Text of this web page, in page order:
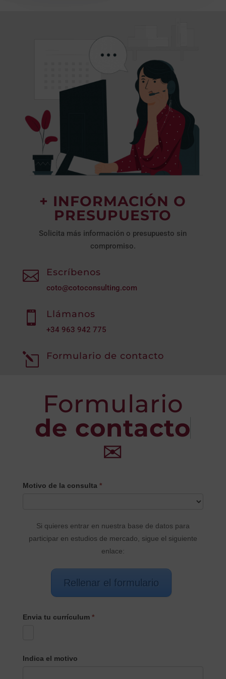
+ INFORMACIÓN O
PRESUPUESTO
Solicita más información o presupuesto sin
compromiso.
 Escríbenos
coto@cotoconsulting.com
 Llámanos
+34 963 942 775
l Formulario de contacto
Formulario
de contacto
✉
CONTACTO
Motivo de la consulta *
Si quieres entrar en nuestra base de datos para
participar en estudios de mercado, sigue el siguiente
enlace:
Rellenar el formulario
Envia tu currículum *
Indica el motivo